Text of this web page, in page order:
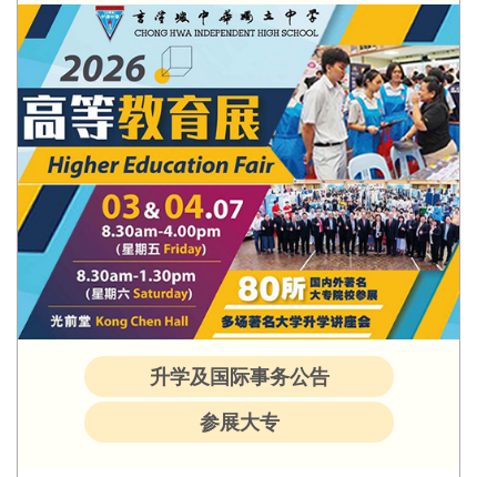
升学及国际事务公告
参展大专